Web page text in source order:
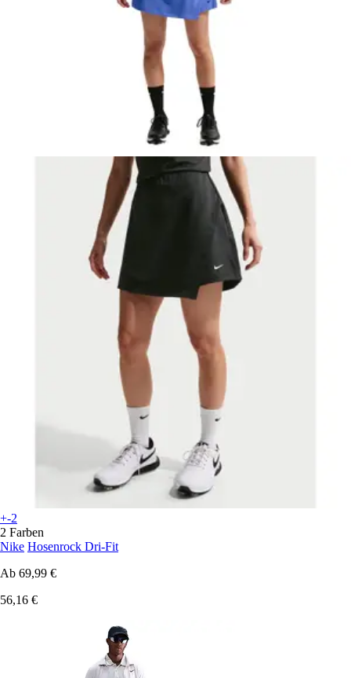
+-2
2 Farben
Nike Hosenrock Dri-Fit
Ab 69,99 €
56,16 €